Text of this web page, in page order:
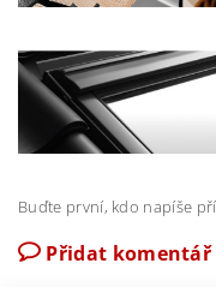
Buďte první, kdo napíše
Přidat komentář